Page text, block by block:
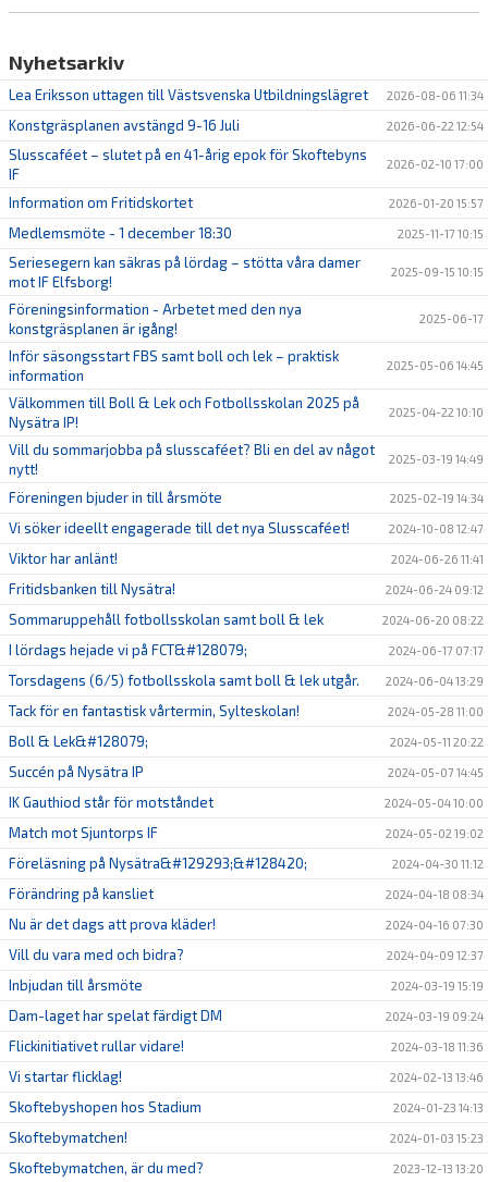
Nyhetsarkiv
Lea Eriksson uttagen till Västsvenska Utbildningslägret 2026-08-06 11:34
Konstgräsplanen avstängd 9-16 Juli 2026-06-22 12:54
Slusscaféet – slutet på en 41-årig epok för Skoftebyns
IF
2026-02-10 17:00
Information om Fritidskortet 2026-01-20 15:57
Medlemsmöte - 1 december 18:30 2025-11-17 10:15
Seriesegern kan säkras på lördag – stötta våra damer
mot IF Elfsborg!
2025-09-15 10:15
Föreningsinformation - Arbetet med den nya
konstgräsplanen är igång!
2025-06-17
Inför säsongsstart FBS samt boll och lek – praktisk
information
2025-05-06 14:45
Välkommen till Boll & Lek och Fotbollsskolan 2025 på
Nysätra IP!
2025-04-22 10:10
Vill du sommarjobba på slusscaféet? Bli en del av något
nytt!
2025-03-19 14:49
Föreningen bjuder in till årsmöte 2025-02-19 14:34
Vi söker ideellt engagerade till det nya Slusscaféet! 2024-10-08 12:47
Viktor har anlänt! 2024-06-26 11:41
Fritidsbanken till Nysätra! 2024-06-24 09:12
Sommaruppehåll fotbollsskolan samt boll & lek 2024-06-20 08:22
I lördags hejade vi på FCT&#128079; 2024-06-17 07:17
Torsdagens (6/5) fotbollsskola samt boll & lek utgår. 2024-06-04 13:29
Tack för en fantastisk vårtermin, Sylteskolan! 2024-05-28 11:00
Boll & Lek&#128079; 2024-05-11 20:22
Succén på Nysätra IP 2024-05-07 14:45
IK Gauthiod står för motståndet 2024-05-04 10:00
Match mot Sjuntorps IF 2024-05-02 19:02
Föreläsning på Nysätra&#129293;&#128420; 2024-04-30 11:12
Förändring på kansliet 2024-04-18 08:34
Nu är det dags att prova kläder! 2024-04-16 07:30
Vill du vara med och bidra? 2024-04-09 12:37
Inbjudan till årsmöte 2024-03-19 15:19
Dam-laget har spelat färdigt DM 2024-03-19 09:24
Flickinitiativet rullar vidare! 2024-03-18 11:36
Vi startar flicklag! 2024-02-13 13:46
Skoftebyshopen hos Stadium 2024-01-23 14:13
Skoftebymatchen! 2024-01-03 15:23
Skoftebymatchen, är du med? 2023-12-13 13:20